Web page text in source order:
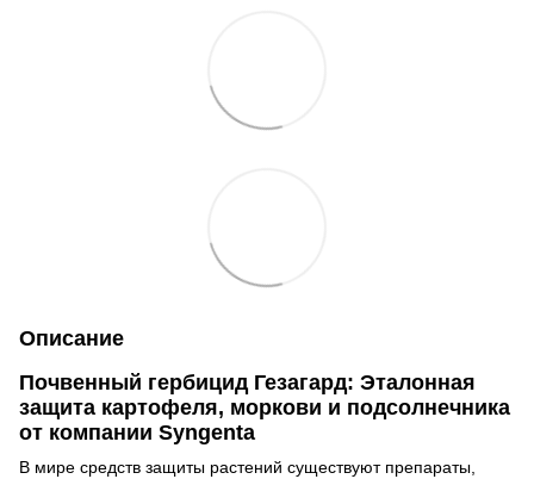
Описание
Почвенный гербицид Гезагард: Эталонная
защита картофеля, моркови и подсолнечника
от компании Syngenta
В мире средств защиты растений существуют препараты,